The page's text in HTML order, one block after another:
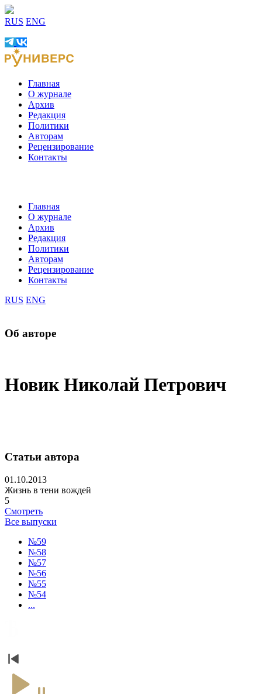
RUS ENG
Главная
О журнале
Архив
Редакция
Политики
Авторам
Рецензирование
Контакты
Главная
О журнале
Архив
Редакция
Политики
Авторам
Рецензирование
Контакты
RUS ENG
Об авторе
Новик Николай Петрович
Статьи автора
01.10.2013
Жизнь в тени вождей
5
Смотреть
Все выпуски
№59
№58
№57
№56
№55
№54
...